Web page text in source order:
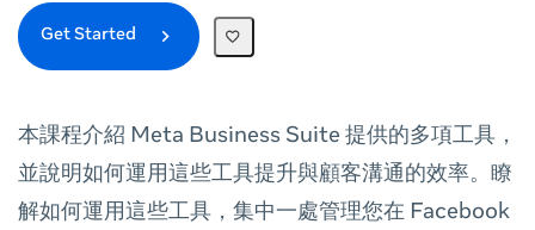
Get Started
本課程介紹 Meta Business Suite 提供的多項工具，
並說明如何運用這些工具提升與顧客溝通的效率。瞭
解如何運用這些工具，集中一處管理您在 Facebook